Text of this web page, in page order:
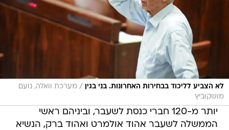
לא הצביע לליכוד בבחירות האחרונות. בני בגין / מערכת וואלה, נועם
מושקוביץ
יותר מ-120 חברי כנסת לשעבר, וביניהם ראשי
הממשלה לשעבר אהוד אולמרט ואהוד ברק, הנשיא